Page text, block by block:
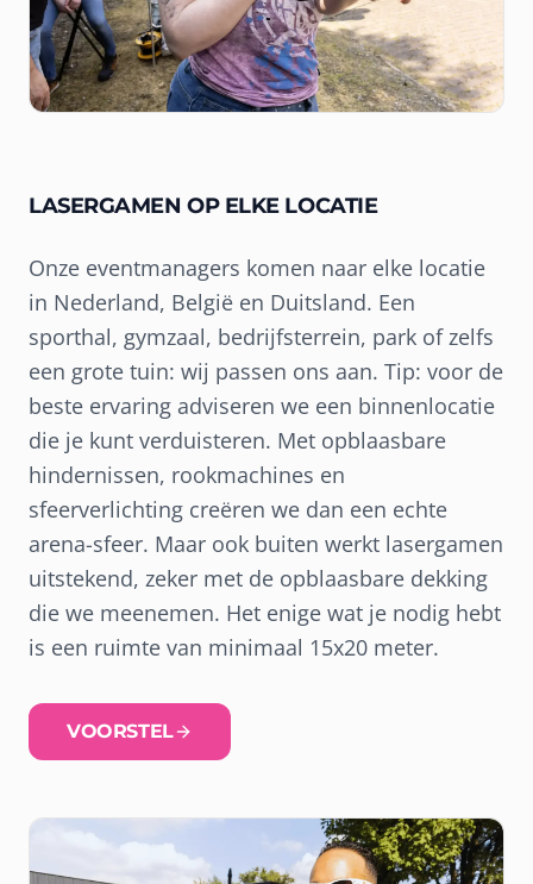
LASERGAMEN OP ELKE LOCATIE
Onze eventmanagers komen naar elke locatie
in Nederland, België en Duitsland. Een
sporthal, gymzaal, bedrijfsterrein, park of zelfs
een grote tuin: wij passen ons aan. Tip: voor de
beste ervaring adviseren we een binnenlocatie
die je kunt verduisteren. Met opblaasbare
hindernissen, rookmachines en
sfeerverlichting creëren we dan een echte
arena-sfeer. Maar ook buiten werkt lasergamen
uitstekend, zeker met de opblaasbare dekking
die we meenemen. Het enige wat je nodig hebt
is een ruimte van minimaal 15x20 meter.
VOORSTEL